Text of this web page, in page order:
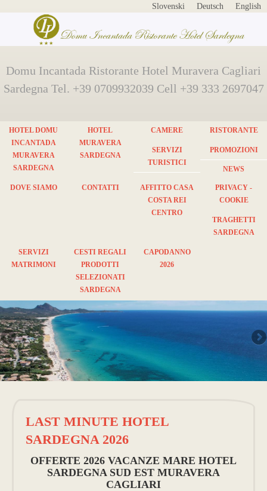
English
Deutsch
Slovenski
Domu Incantada Ristorante Hotel Muravera Cagliari
Sardegna Tel. +39 0709932039 Cell +39 333 2697047
HOTEL DOMU
INCANTADA
MURAVERA
SARDEGNA
HOTEL
MURAVERA
SARDEGNA
CAMERE RISTORANTE
SERVIZI
TURISTICI
PROMOZIONI
NEWS
DOVE SIAMO CONTATTI
AFFITTO CASA
COSTA REI
CENTRO
PRIVACY -
COOKIE
TRAGHETTI
SARDEGNA
SERVIZI
MATRIMONI
CESTI REGALI
PRODOTTI
SELEZIONATI
SARDEGNA
CAPODANNO
2026
LAST MINUTE HOTEL
SARDEGNA 2026
OFFERTE 2026 VACANZE MARE HOTEL
SARDEGNA SUD EST MURAVERA
CAGLIARI